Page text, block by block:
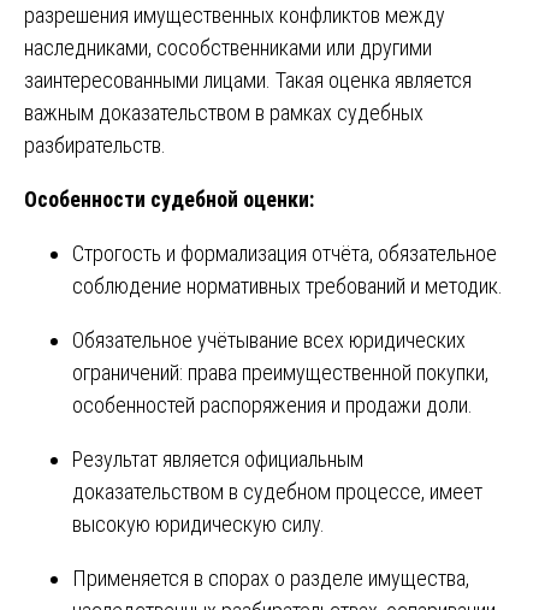
разрешения имущественных конфликтов между
наследниками, сособственниками или другими
заинтересованными лицами. Такая оценка является
важным доказательством в рамках судебных
разбирательств.
Особенности судебной оценки:
Строгость и формализация отчёта, обязательное
соблюдение нормативных требований и методик.
Обязательное учётывание всех юридических
ограничений: права преимущественной покупки,
особенностей распоряжения и продажи доли.
Результат является официальным
доказательством в судебном процессе, имеет
высокую юридическую силу.
Применяется в спорах о разделе имущества,